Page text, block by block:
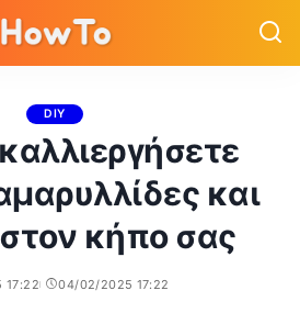
DIY
και
στον κήπο σας
17:22
04/02/2025 17:22